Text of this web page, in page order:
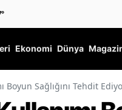
°
Ekonomi Dünya
Boyun Sağlığını Tehdit